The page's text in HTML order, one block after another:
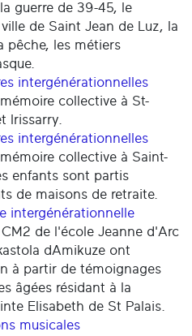
guerre de 39-45, le
de Saint Jean de Luz, la
pêche, les métiers
intergénérationnelles
collective à St-
Irissarry.
intergénérationnelles
collective à Saint-
enfants sont partis
de maisons de retraite.
intergénérationnelle
CM2 de l'école Jeanne d'Arc
dAmikuze ont
à partir de témoignages
âgées résidant à la
Elisabeth de St Palais.
musicales